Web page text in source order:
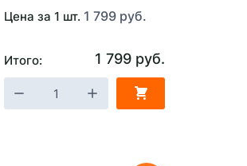
Цена за 1 шт. 1 799 руб.
Итого: 1 799 руб.